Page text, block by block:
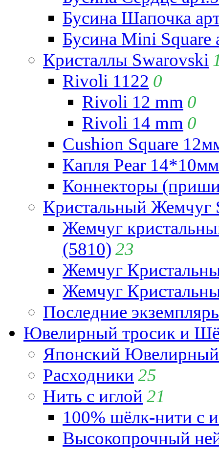
Бусина Шапочка
Бусина Mini Square
Кристаллы Swarovski
Rivoli 1122 0
Rivoli 12 mm 0
Rivoli 14 mm 0
Cushion Square
Капля Pear
Коннекторы
Кристальный Жемчуг
Жемчуг
(5810) 23
Жемчуг
Жемчуг
Последние
Ювелирный тросик и
Японский
Расходники 25
Нить с иглой 21
100% шёлк-нити с
Высокопрочный